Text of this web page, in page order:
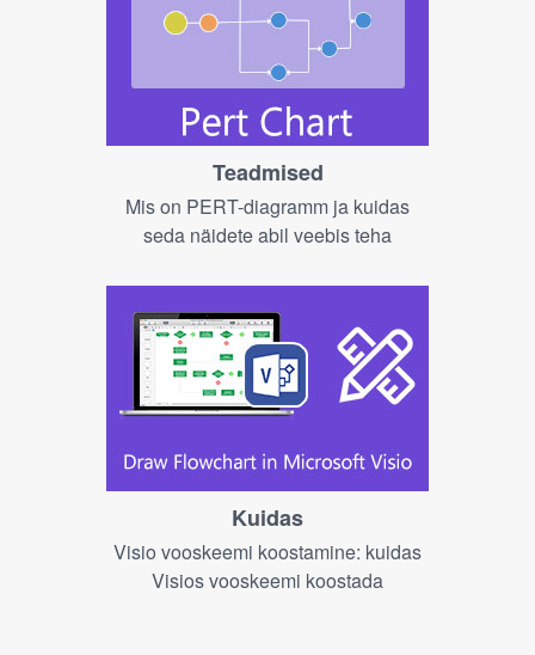
Teadmised
Mis on PERT-diagramm ja kuidas
seda näidete abil veebis teha
Kuidas
Visio vooskeemi koostamine: kuidas
Visios vooskeemi koostada